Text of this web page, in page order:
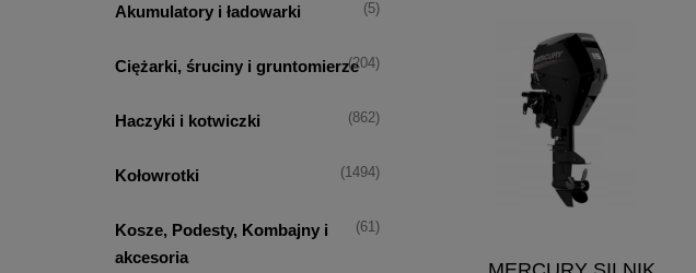
Akumulatory i ładowarki (5)
Ciężarki, śruciny i gruntomierze(204)
Haczyki i kotwiczki (862)
Kołowrotki (1494)
Kosze, Podesty, Kombajny i
akcesoria
(61)